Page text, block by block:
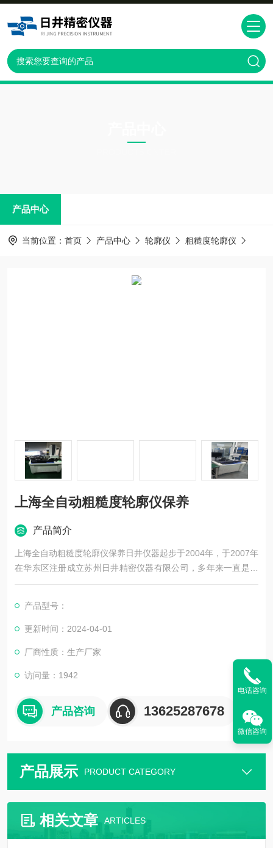
产品中心
当前位置： 首页 产品中心 轮廓仪 粗糙度轮廓仪
上海全自动粗糙度轮廓仪保养
产品简介
上海全自动粗糙度轮廓仪保养日井仪器起步于2004年，于2007年
在华东区注册成立苏州日井精密仪器有限公司，多年来一直是从
事精密量测仪器销售及配套售后维修服务为一体的精密仪器公
公司主要销售：影像测量仪，二次元，三次元，三次元，光泽度
计，日本三丰影像测量仪，日本三丰二次元，日本三丰三次元三
产品型号：
更新时间：2024-04-01
厂商性质：生产厂家
访问量：1942
产品咨询 13625287678
产品展示 PRODUCT CATEGORY
相关文章 ARTICLES
电话咨询
微信咨询